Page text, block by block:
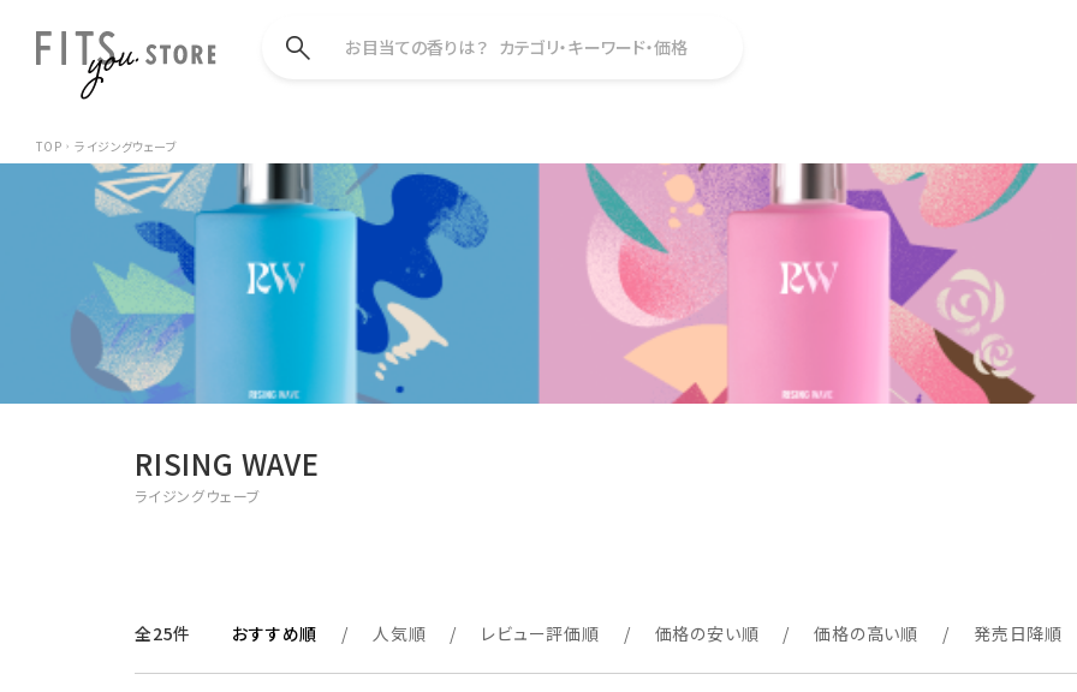
お目当ての香りは？ カテゴリ・キーワード・価格
TOP ライジングウェーブ
RISING WAVE
ライジングウェーブ
全25件 おすすめ順 人気順 レビュー評価順 価格の安い順 価格の高い順 発売日降順